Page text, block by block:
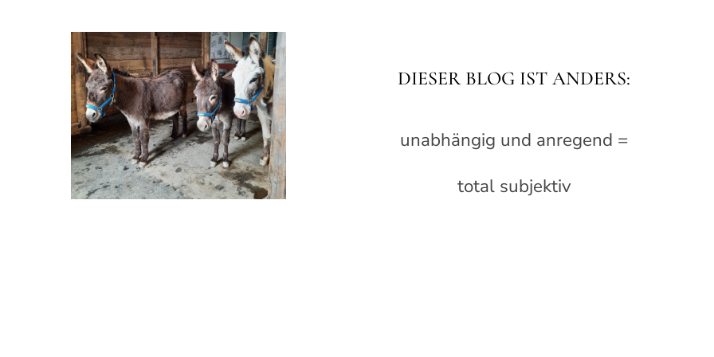
DIESER BLOG IST ANDERS:
unabhängig und anregend =
total subjektiv